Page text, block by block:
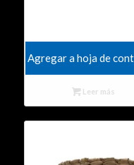
Agregar a hoja de
Leer más